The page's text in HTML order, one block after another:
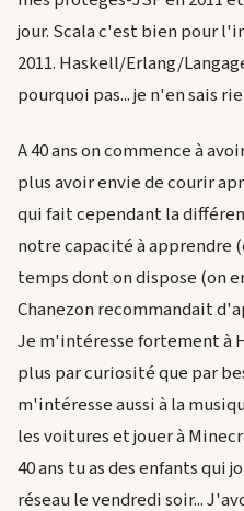
jour. Scala c'est bien pour
2011. Haskell/Erlang/
pourquoi pas... je n'en sais
A 40 ans on commence à
plus avoir envie de courir
qui fait cependant la
notre capacité à apprendre
temps dont on dispose (on
Chanezon recommandait
Je m'intéresse fortement à
plus par curiosité que par
m'intéresse aussi à la
les voitures et jouer à
40 ans tu as des enfants qui
réseau le vendredi soir...